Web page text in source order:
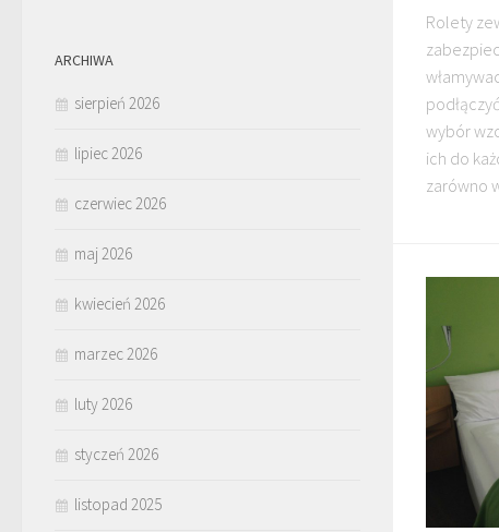
Rolety
wybór
ich do
zarówno
ARCHIWA
sierpień 2026
lipiec 2026
czerwiec 2026
maj 2026
kwiecień 2026
marzec 2026
luty 2026
styczeń 2026
listopad 2025